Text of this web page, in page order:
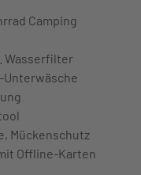
Camping
Wasserfilter
Mückenschutz
Offline-Karten